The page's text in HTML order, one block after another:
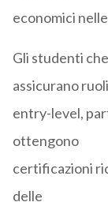
economici
Gli studenti
assicurano ruoli
entry-level,
ottengono
certificazioni
delle